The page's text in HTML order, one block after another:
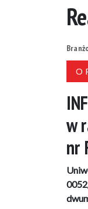
O
w
nr